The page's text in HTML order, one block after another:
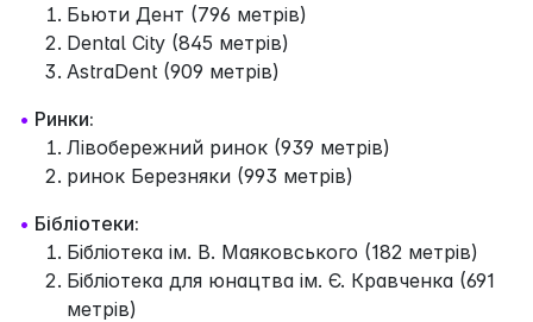
Бьюти Дент (796 метрів)
Dental City (845 метрів)
AstraDent (909 метрів)
• Ринки:
Лівобережний ринок (939 метрів)
ринок Березняки (993 метрів)
• Бібліотеки:
Бібліотека ім. В. Маяковського (182 метрів)
Бібліотека для юнацтва ім. Є. Кравченка (691
метрів)